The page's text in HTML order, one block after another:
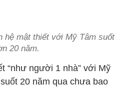
hệ mật thiết với Mỹ Tâm suốt
20 năm.
“như người 1 nhà” với Mỹ
20 năm qua chưa bao